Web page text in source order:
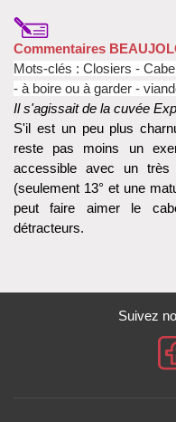
Commentaires
Mots-clés : Closiers -
- à boire ou à garder -
Il s'agissait de la cuvée
S'il est un peu plus
reste pas moins un
accessible avec un
(seulement 13° et une
peut faire aimer le
détracteurs.
Suivez